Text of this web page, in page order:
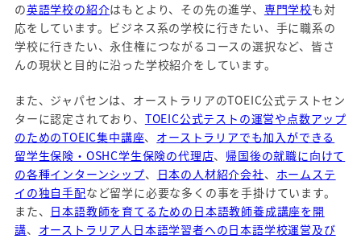
の英語学校の紹介はもとより、その先の進学、 専門学校も対
応をしています。ビジネス系の学校に行きたい、手に職系の
学校に行きたい、永住権につながるコースの選択など、皆さ
んの現状と目的に沿った学校紹介をしています。
また、ジャパセンは、オーストラリアのTOEIC公式テストセン
ターに認定されており、 TOEIC公式テストの運営や点数アップ
のためのTOEIC集中講座、 オーストラリアでも加入ができる
留学生保険・OSHC学生保険の代理店、 帰国後の就職に向けて
の各種インターンシップ、 日本の人材紹介会社、 ホームステ
イの独自手配など留学に必要な多くの事を手掛けています。
また、 日本語教師を育てるための日本語教師養成講座を開
講、 オーストラリア人日本語学習者への日本語学校運営及び